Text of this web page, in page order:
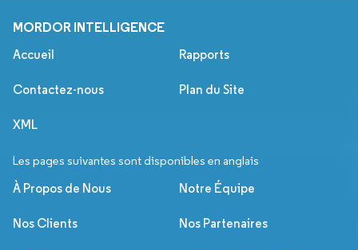
MORDOR INTELLIGENCE
Accueil Rapports
Contactez-nous Plan du Site
XML
Les pages suivantes sont disponibles en anglais
À Propos de Nous Notre Équipe
Nos Clients Nos Partenaires